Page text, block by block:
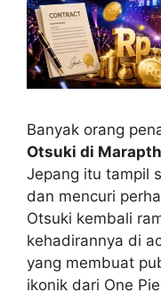
Banyak orang
Otsuki di
Jepang itu tampil
dan mencuri
Otsuki kembali
kehadirannya di
yang membuat
ikonik dari One